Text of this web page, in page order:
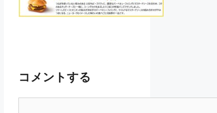
コメントする